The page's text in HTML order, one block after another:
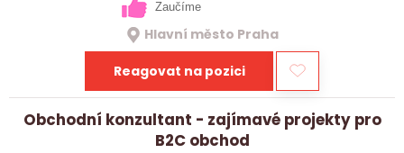
Zaučíme
Hlavní město Praha
Reagovat na pozici
Obchodní konzultant - zajímavé projekty pro
B2C obchod